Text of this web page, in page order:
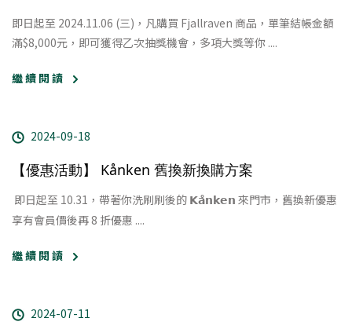
即日起至 2024.11.06 (三)，凡購買 Fjallraven 商品，單筆結帳金額
滿$8,000元，即可獲得乙次抽獎機會，多項大獎等你 ....
繼 續 閱 讀
2024-09-18
【優惠活動】 Kånken 舊換新換購方案
即日起至 10.31，帶著你洗刷刷後的 𝗞𝗮̊𝗻𝗸𝗲𝗻 來門市， 舊換新優惠
享有會員價後再 8 折優惠 ....
繼 續 閱 讀
2024-07-11